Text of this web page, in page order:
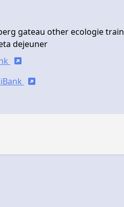
gateau other ecologie train
dejeuner